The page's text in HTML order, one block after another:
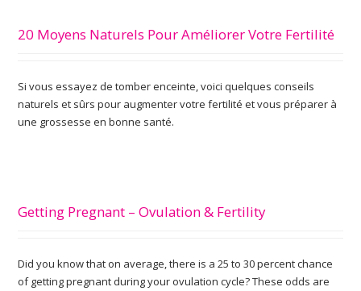
20 Moyens Naturels Pour Améliorer Votre Fertilité
Si vous essayez de tomber enceinte, voici quelques conseils
naturels et sûrs pour augmenter votre fertilité et vous préparer à
une grossesse en bonne santé.
Getting Pregnant – Ovulation & Fertility
Did you know that on average, there is a 25 to 30 percent chance
of getting pregnant during your ovulation cycle? These odds are